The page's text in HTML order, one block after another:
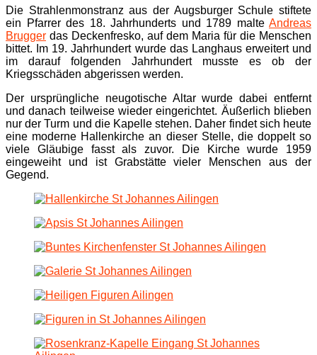
Die Strahlenmonstranz aus der Augsburger Schule stiftete
ein Pfarrer des 18. Jahrhunderts und 1789 malte Andreas
Brugger das Deckenfresko, auf dem Maria für die Menschen
bittet. Im 19. Jahrhundert wurde das Langhaus erweitert und
im darauf folgenden Jahrhundert musste es ob der
Kriegsschäden abgerissen werden.
Der ursprüngliche neugotische Altar wurde dabei entfernt
und danach teilweise wieder eingerichtet. Äußerlich blieben
nur der Turm und die Kapelle stehen. Daher findet sich heute
eine moderne Hallenkirche an dieser Stelle, die doppelt so
viele Gläubige fasst als zuvor. Die Kirche wurde 1959
eingeweiht und ist Grabstätte vieler Menschen aus der
Gegend.